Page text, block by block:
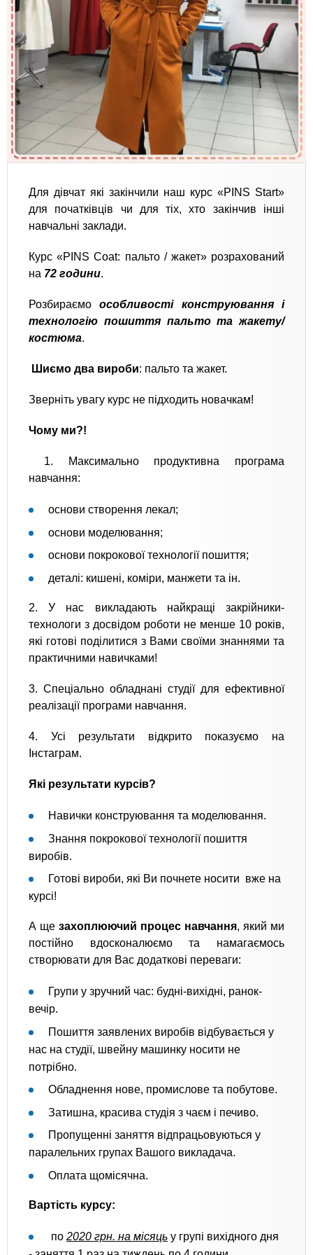
Для дівчат які закінчили наш курс «PINS Start»
для початківців чи для тіх, хто закінчив інші
навчальні заклади.
Курс «PINS Coat: пальто / жакет» розрахований
на 72 години.
Розбираємоособливості конструювання і
технологію пошиття пальто та жакету/
костюма.
Шиємо два вироби: пальто та жакет.
Зверніть увагу курс не підходить новачкам!
Чому ми?!
1. Максимально продуктивна програма
навчання:
основи створення лекал;
основи моделювання;
основи покрокової технології пошиття;
деталі: кишені, коміри, манжети та ін.
2. У нас викладають найкращі закрійники-
технологи з досвідом роботи не менше 10 років,
які готові поділитися з Вами своїми знаннями та
практичними навичками!
3. Спеціально обладнані студії для ефективної
реалізації програми навчання.
4. Усі результати відкрито показуємо на
Інстаграм.
Які результати курсів?
Навички конструювання та моделювання.
Знання покрокової технології пошиття
виробів.
Готові вироби, які Ви почнете носити вже на
курсі!
А ще захоплюючий процес навчання, який ми
постійно вдосконалюємо та намагаємось
створювати для Вас додаткові переваги:
Групи у зручний час: будні-вихідні, ранок-
вечір.
Пошиття заявлених виробів відбувається у
нас на студії, швейну машинку носити не
потрібно.
Обладнення нове, промислове та побутове.
Затишна, красива студія з чаєм і печиво.
Пропущенні заняття відпрацьовуються у
паралельних групах Вашого викладача.
Оплата щомісячна.
Вартість курсу:
по 2020 грн. на місяць у групі вихідного дня